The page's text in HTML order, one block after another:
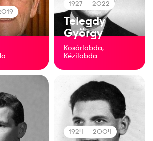
1927 — 2022
Telegdy
György
Kosárlabda,
Kézilabda
1924 — 2004